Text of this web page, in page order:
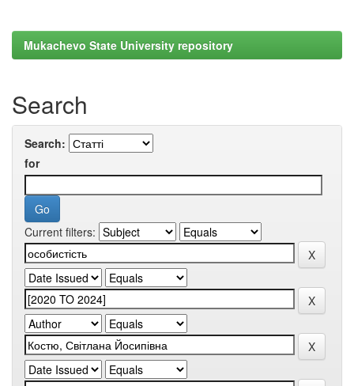
Mukachevo State University repository
Search
Search:
for
Current filters: